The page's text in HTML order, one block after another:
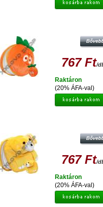
767 Ft/
(20% ÁFA-val)
Raktáron
767 Ft/
(20% ÁFA-val)
Raktáron